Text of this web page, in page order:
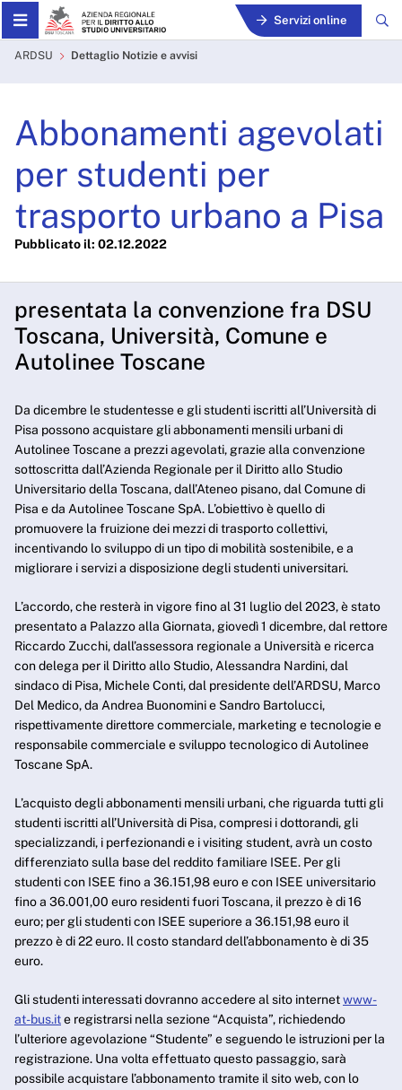
Skip to Main Content Servizi online
Abbonamenti agevolati per
ARDSU Dettaglio Notizie e avvisi
Abbonamenti agevolati
per studenti per
trasporto urbano a Pisa
Pubblicato il: 02.12.2022
presentata la convenzione fra DSU
Toscana, Università, Comune e
Autolinee Toscane
Da dicembre le studentesse e gli studenti iscritti all’Università di
Pisa possono acquistare gli abbonamenti mensili urbani di
Autolinee Toscane a prezzi agevolati, grazie alla convenzione
sottoscritta dall’Azienda Regionale per il Diritto allo Studio
Universitario della Toscana, dall’Ateneo pisano, dal Comune di
Pisa e da Autolinee Toscane SpA. L’obiettivo è quello di
promuovere la fruizione dei mezzi di trasporto collettivi,
incentivando lo sviluppo di un tipo di mobilità sostenibile, e a
migliorare i servizi a disposizione degli studenti universitari.
L’accordo, che resterà in vigore fino al 31 luglio del 2023, è stato
presentato a Palazzo alla Giornata, giovedì 1 dicembre, dal rettore
Riccardo Zucchi, dall’assessora regionale a Università e ricerca
con delega per il Diritto allo Studio, Alessandra Nardini, dal
sindaco di Pisa, Michele Conti, dal presidente dell’ARDSU, Marco
Del Medico, da Andrea Buonomini e Sandro Bartolucci,
rispettivamente direttore commerciale, marketing e tecnologie e
responsabile commerciale e sviluppo tecnologico di Autolinee
Toscane SpA.
L’acquisto degli abbonamenti mensili urbani, che riguarda tutti gli
studenti iscritti all’Università di Pisa, compresi i dottorandi, gli
specializzandi, i perfezionandi e i visiting student, avrà un costo
differenziato sulla base del reddito familiare ISEE. Per gli
studenti con ISEE fino a 36.151,98 euro e con ISEE universitario
fino a 36.001,00 euro residenti fuori Toscana, il prezzo è di 16
euro; per gli studenti con ISEE superiore a 36.151,98 euro il
prezzo è di 22 euro. Il costo standard dell’abbonamento è di 35
euro.
Gli studenti interessati dovranno accedere al sito internetwww-
at-bus.ite registrarsi nella sezione “Acquista”, richiedendo
l’ulteriore agevolazione “Studente” e seguendo le istruzioni per la
registrazione. Una volta effettuato questo passaggio, sarà
possibile acquistare l’abbonamento tramite il sito web, con lo